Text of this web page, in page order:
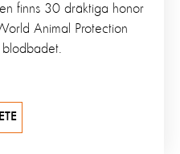
finns 30 dräktiga honor
Animal Protection